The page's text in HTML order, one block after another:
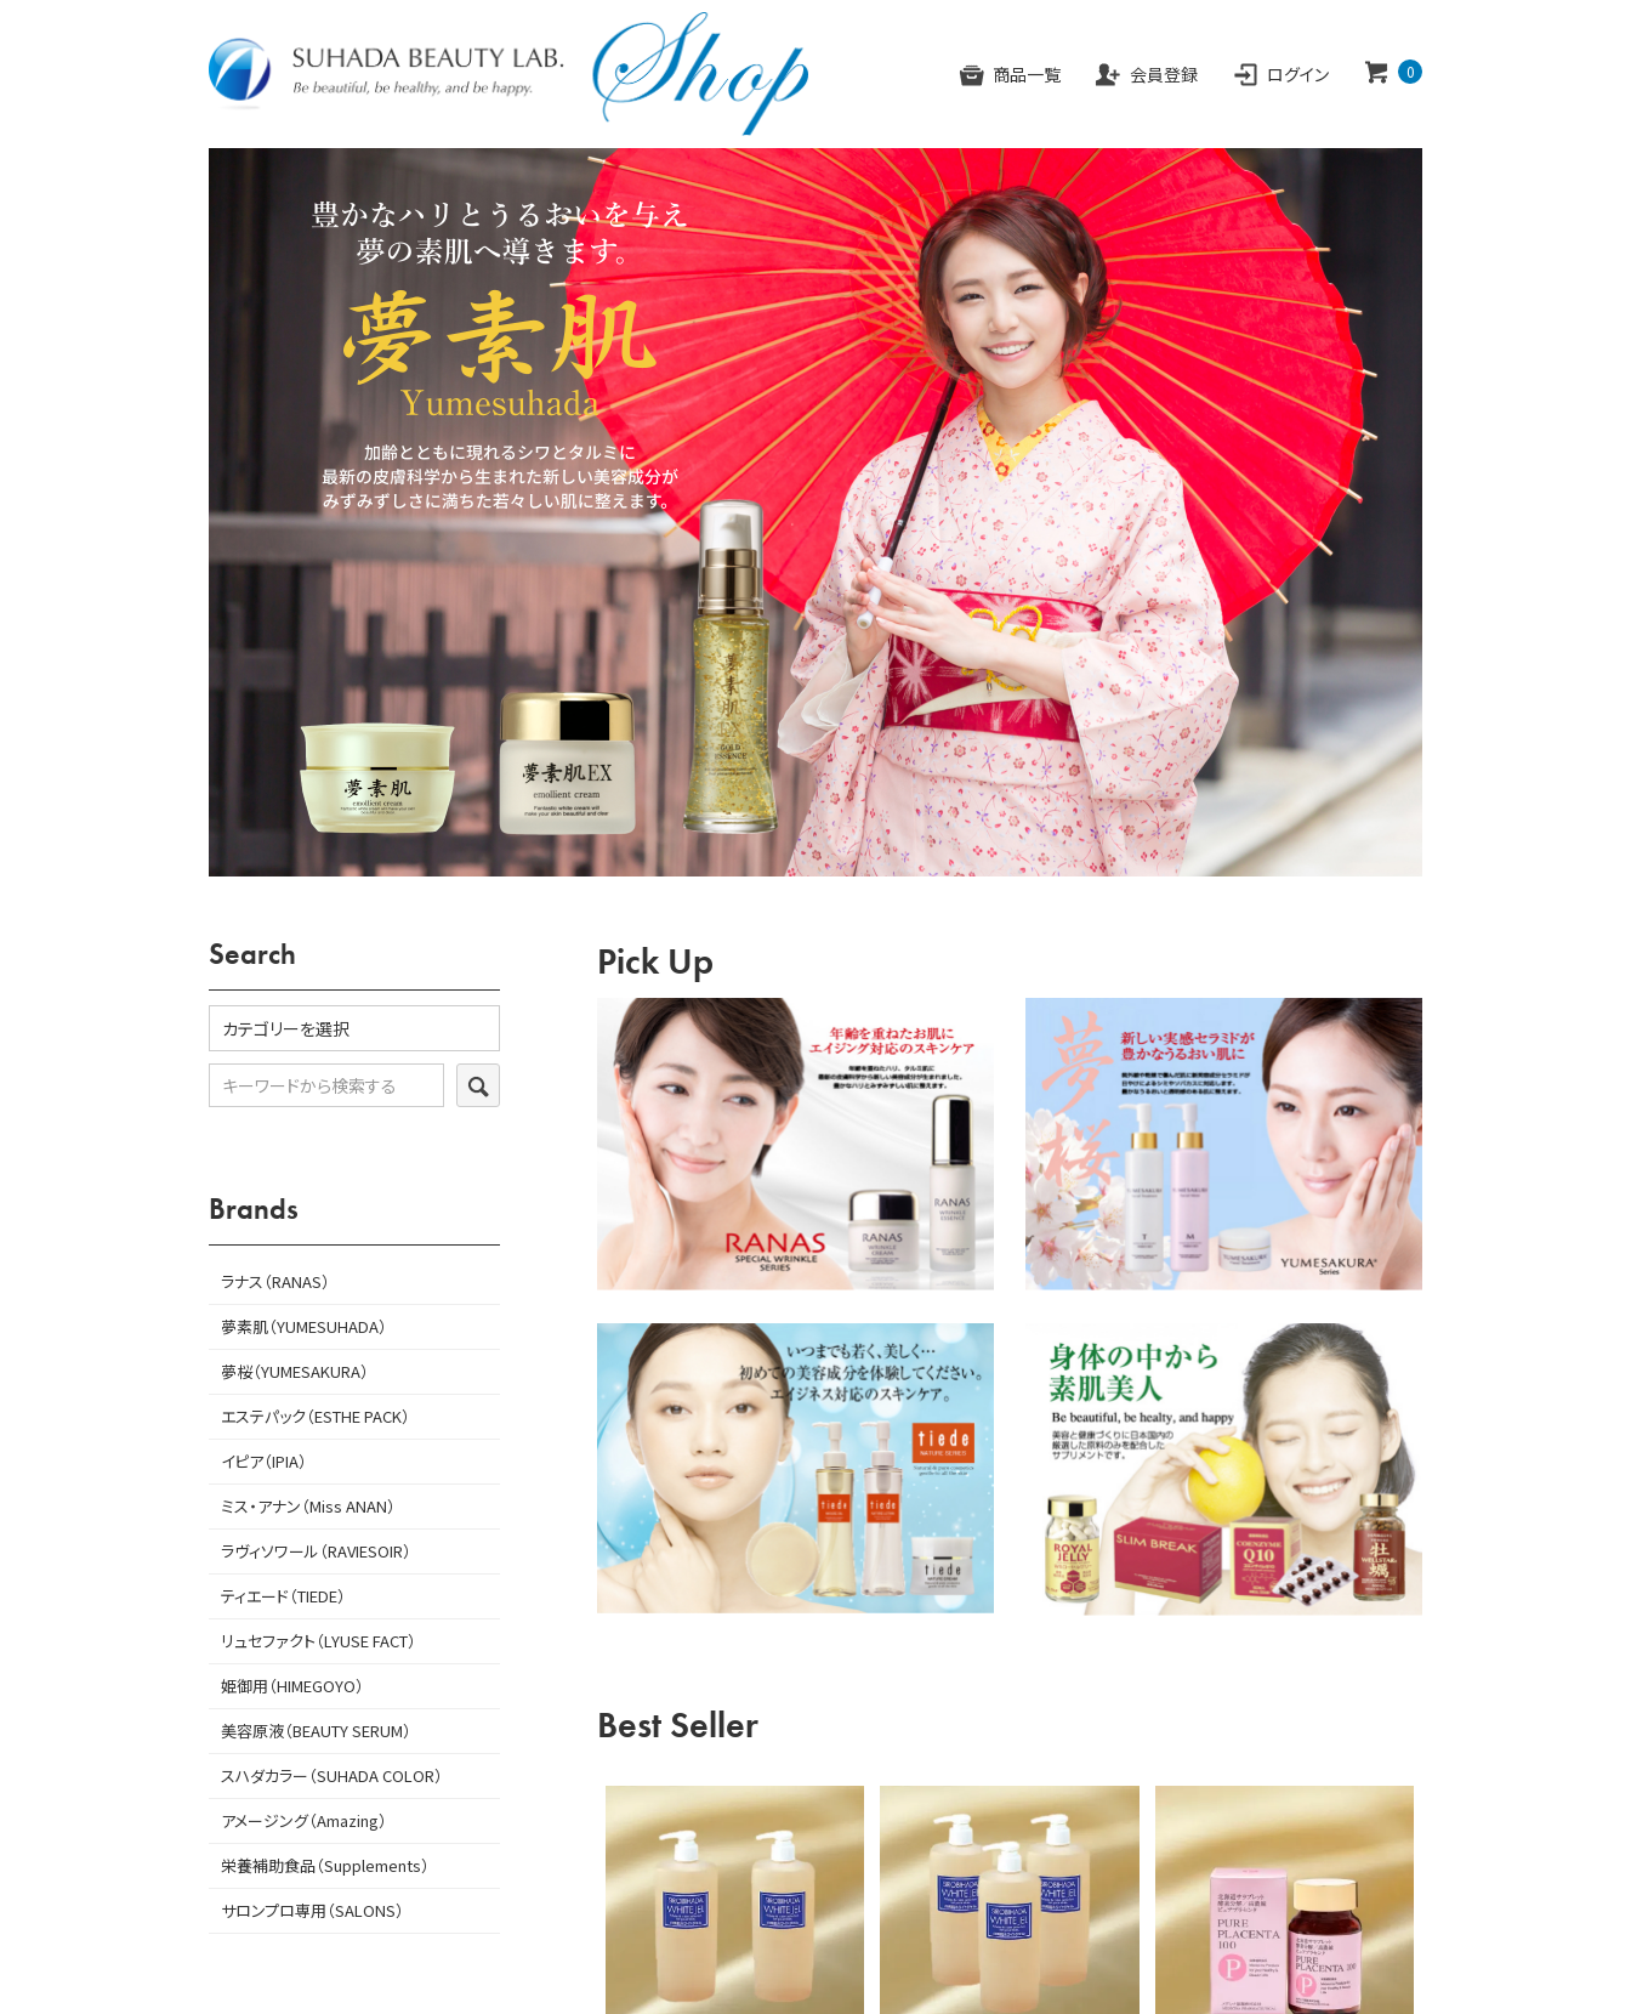
商品一覧
会員登録 ログイン 0
カートを見る
Pick Up
Best Seller
Search
Brands
ラナス（RANAS）
夢素肌（YUMESUHADA）
夢桜（YUMESAKURA）
エステパック（ESTHE PACK）
イピア（IPIA）
ミス・アナン（Miss ANAN）
ラヴィソワール（RAVIESOIR）
ティエード（TIEDE）
リュセファクト（LYUSE FACT）
姫御用（HIMEGOYO）
美容原液（BEAUTY SERUM）
スハダカラー（SUHADA COLOR）
アメージング（Amazing）
栄養補助食品（Supplements）
サロンプロ専用（SALONS）